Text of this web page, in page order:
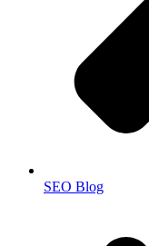
SEO Blog